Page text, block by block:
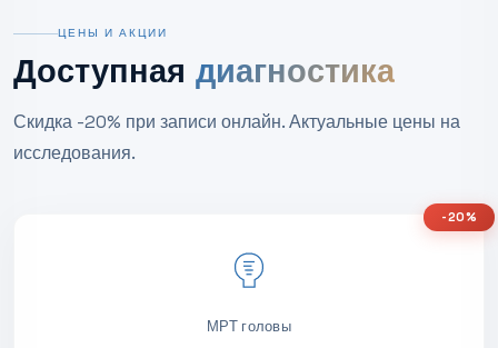
ЦЕНЫ И АКЦИИ
Доступная диагностика
Скидка -20% при записи онлайн. Актуальные цены на
исследования.
МРТ головы
-20%